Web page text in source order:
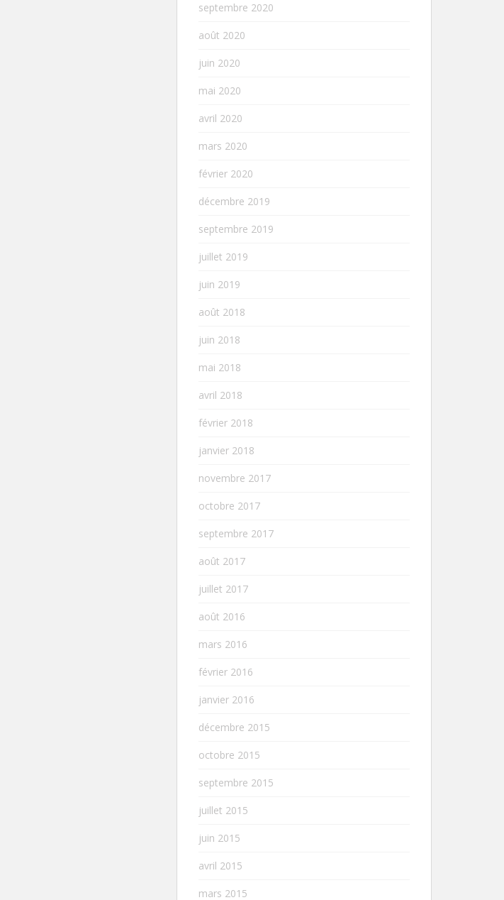
septembre 2020
août 2020
juin 2020
mai 2020
avril 2020
mars 2020
février 2020
décembre 2019
septembre 2019
juillet 2019
juin 2019
août 2018
juin 2018
mai 2018
avril 2018
février 2018
janvier 2018
novembre 2017
octobre 2017
septembre 2017
août 2017
juillet 2017
août 2016
mars 2016
février 2016
janvier 2016
décembre 2015
octobre 2015
septembre 2015
juillet 2015
juin 2015
avril 2015
mars 2015